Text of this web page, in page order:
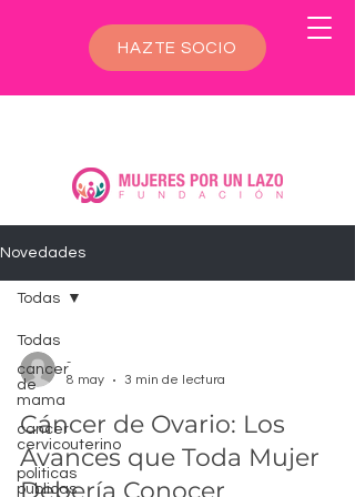
HAZTE SOCIO
Novedades
Todas
cancer
de
mama
cancer
cervicouterino
politicas
publicas
Todas
-
8 may
3 min de lectura
Cáncer de Ovario: Los
Avances que Toda Mujer
Debería Conocer